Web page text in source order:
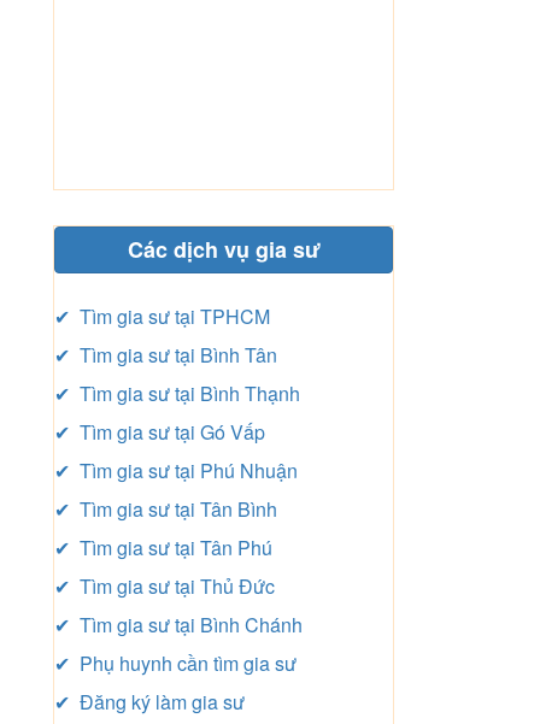
Các dịch vụ gia sư
✔ Tìm gia sư tại TPHCM
✔ Tìm gia sư tại Bình Tân
✔ Tìm gia sư tại Bình Thạnh
✔ Tìm gia sư tại Gó Vấp
✔ Tìm gia sư tại Phú Nhuận
✔ Tìm gia sư tại Tân Bình
✔ Tìm gia sư tại Tân Phú
✔ Tìm gia sư tại Thủ Đức
✔ Tìm gia sư tại Bình Chánh
✔ Phụ huynh cần tìm gia sư
✔ Đăng ký làm gia sư